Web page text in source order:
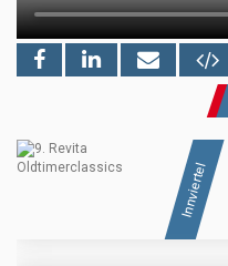
Innviertel